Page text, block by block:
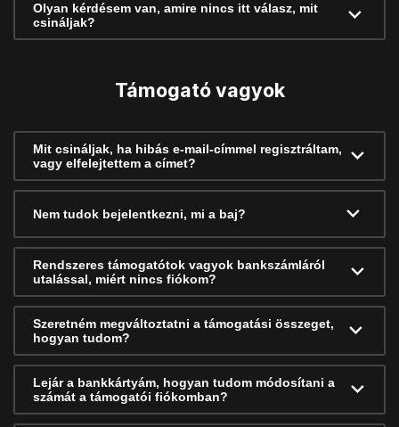
Olyan kérdésem van, amire nincs itt válasz, mit
csináljak?
Támogató vagyok
Mit csináljak, ha hibás e-mail-címmel regisztráltam,
vagy elfelejtettem a címet?
Nem tudok bejelentkezni, mi a baj?
Rendszeres támogatótok vagyok bankszámláról
utalással, miért nincs fiókom?
Szeretném megváltoztatni a támogatási összeget,
hogyan tudom?
Lejár a bankkártyám, hogyan tudom módosítani a
számát a támogatói fiókomban?